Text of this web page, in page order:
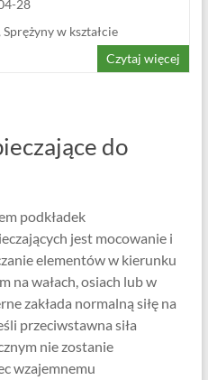
28
Sprężyny w kształcie
Czytaj więcej
do
podkładek
jest mocowanie i
elementów w kierunku
na wałach, osiach lub w
zakłada normalną siłę na
przeciwstawna siła
nie zostanie
wzajemnemu